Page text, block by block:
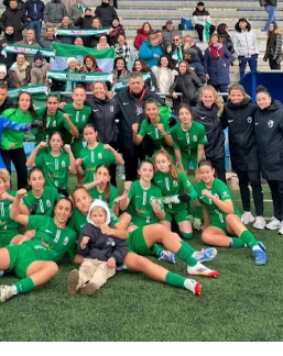
juega Fran González
pasada se vio
tirar para delante y
mientras Rodri agita el
al Bournemouth